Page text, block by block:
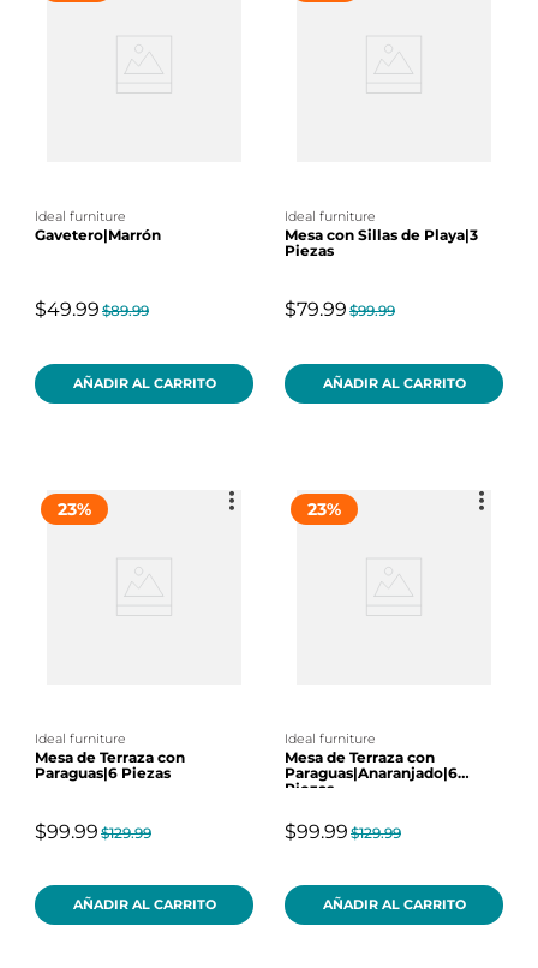
ideal furniture
Gavetero|Marrón
$49.99 $89.99
AÑADIR AL CARRITO
ideal furniture
Mesa con Sillas de Playa|3
Piezas
$79.99 $99.99
AÑADIR AL CARRITO
23%
ideal furniture
Mesa de Terraza con
Paraguas|6 Piezas
$99.99 $129.99
AÑADIR AL CARRITO
23%
ideal furniture
Mesa de Terraza con
Paraguas|Anaranjado|6
Piezas
$99.99 $129.99
AÑADIR AL CARRITO